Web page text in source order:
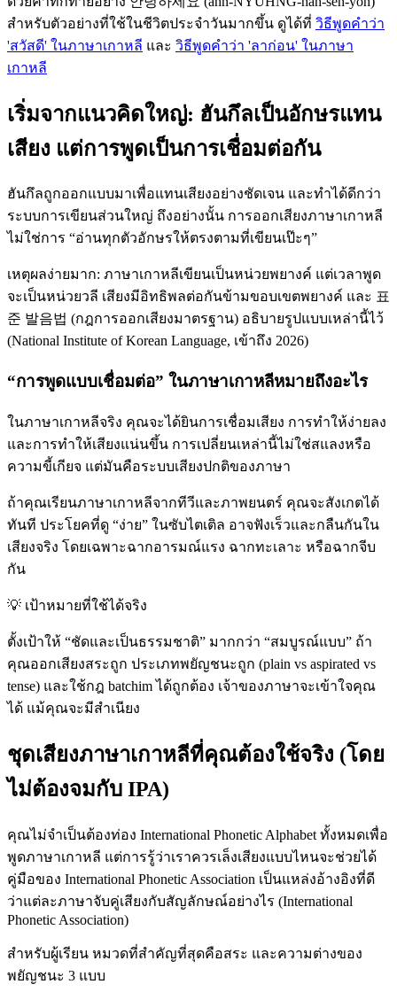
สำหรับตัวอย่างที่ใช้ในชีวิตประจำวันมากขึ้น ดูได้ที่ วิธีพูดคำว่า
'สวัสดี' ในภาษาเกาหลี และ วิธีพูดคำว่า 'ลาก่อน' ในภาษา
เกาหลี
เริ่มจากแนวคิดใหญ่: ฮันกึลเป็นอักษรแทน
เสียง แต่การพูดเป็นการเชื่อมต่อกัน
ฮันกึลถูกออกแบบมาเพื่อแทนเสียงอย่างชัดเจน และทำได้ดีกว่า
ระบบการเขียนส่วนใหญ่ ถึงอย่างนั้น การออกเสียงภาษาเกาหลี
ไม่ใช่การ “อ่านทุกตัวอักษรให้ตรงตามที่เขียนเป๊ะๆ”
เหตุผลง่ายมาก: ภาษาเกาหลีเขียนเป็นหน่วยพยางค์ แต่เวลาพูด
จะเป็นหน่วยวลี เสียงมีอิทธิพลต่อกันข้ามขอบเขตพยางค์ และ 표
준 발음법 (กฎการออกเสียงมาตรฐาน) อธิบายรูปแบบเหล่านี้ไว้
(National Institute of Korean Language, เข้าถึง 2026)
“การพูดแบบเชื่อมต่อ” ในภาษาเกาหลีหมายถึงอะไร
ในภาษาเกาหลีจริง คุณจะได้ยินการเชื่อมเสียง การทำให้ง่ายลง
และการทำให้เสียงแน่นขึ้น การเปลี่ยนเหล่านี้ไม่ใช่สแลงหรือ
ความขี้เกียจ แต่มันคือระบบเสียงปกติของภาษา
ถ้าคุณเรียนภาษาเกาหลีจากทีวีและภาพยนตร์ คุณจะสังเกตได้
ทันที ประโยคที่ดู “ง่าย” ในซับไตเติล อาจฟังเร็วและกลืนกันใน
เสียงจริง โดยเฉพาะฉากอารมณ์แรง ฉากทะเลาะ หรือฉากจีบ
กัน
💡 เป้าหมายที่ใช้ได้จริง
ตั้งเป้าให้ “ชัดและเป็นธรรมชาติ” มากกว่า “สมบูรณ์แบบ” ถ้า
คุณออกเสียงสระถูก ประเภทพยัญชนะถูก (plain vs aspirated vs
tense) และใช้กฎ batchim ได้ถูกต้อง เจ้าของภาษาจะเข้าใจคุณ
ได้ แม้คุณจะมีสำเนียง
ชุดเสียงภาษาเกาหลีที่คุณต้องใช้จริง (โดย
ไม่ต้องจมกับ IPA)
คุณไม่จำเป็นต้องท่อง International Phonetic Alphabet ทั้งหมดเพื่อ
พูดภาษาเกาหลี แต่การรู้ว่าเราควรเล็งเสียงแบบไหนจะช่วยได้
คู่มือของ International Phonetic Association เป็นแหล่งอ้างอิงที่ดี
ว่าแต่ละภาษาจับคู่เสียงกับสัญลักษณ์อย่างไร (International
Phonetic Association)
สำหรับผู้เรียน หมวดที่สำคัญที่สุดคือสระ และความต่างของ
พยัญชนะ 3 แบบ